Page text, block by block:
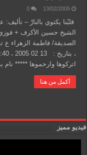
13/02/2005
0
قلبُنا يكتوي بالنارْ –
الشيخ حسين الأكرف +
الصديقة/ فاطمة الزهراء
اتركوها وارحموها ***** نام
أكمل من هنا
فيديو مميز